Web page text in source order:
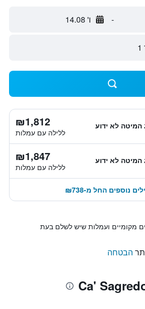
- ו' 14.08
₪1,812
ללילה עם עמלות
₪1,847
ללילה עם עמלות
מקומיים ועמלות שיש לשלם בעת
הבטחה